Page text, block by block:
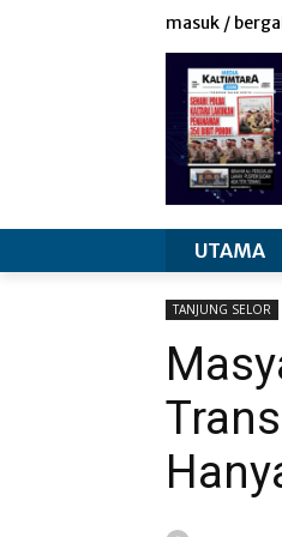
masuk /
UTAMA
TANJUNG SELOR